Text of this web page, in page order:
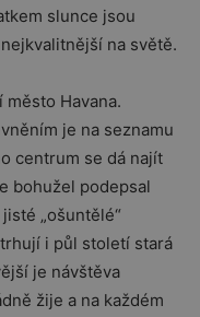
slunce jsou
na světě.
Havana.
je na seznamu
centrum se dá najít
bohužel podepsal
„ošuntělé“
i půl století stará
je návštěva
žije a na každém